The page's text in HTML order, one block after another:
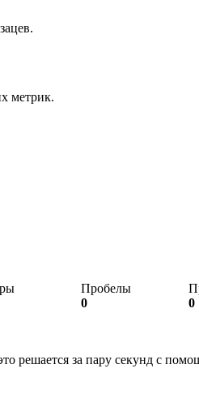
метрик.
Пробелы
0
0
решается за пару секунд с